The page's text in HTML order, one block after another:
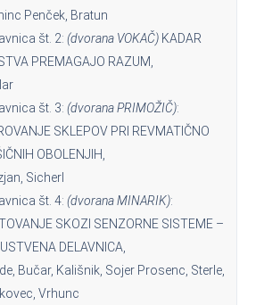
Penček, Bratun
št. 2: (dvorana VOKAČ) KADAR
PREMAGAJO RAZUM,
št. 3: (dvorana PRIMOŽIČ):
SKLEPOV PRI REVMATIČNO
OBOLENJIH,
Sicherl
št. 4: (dvorana MINARIK):
SKOZI SENZORNE SISTEME –
DELAVNICA,
Bučar, Kališnik, Sojer Prosenc, Sterle,
Vrhunc